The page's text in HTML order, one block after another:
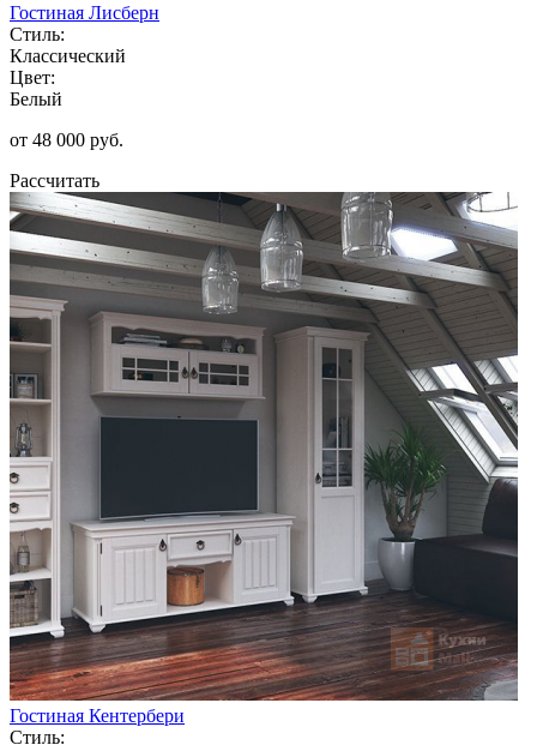
Гостиная Лисберн
Стиль:
Классический
Цвет:
Белый
от 48 000 руб.
Рассчитать
Гостиная Кентербери
Стиль: